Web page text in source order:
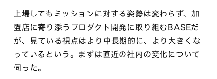
上場してもミッションに対する姿勢は変わらず、加
盟店に寄り添うプロダクト開発に取り組むBASEだ
が、見ている視点はより中長期的に、より大きくな
っているという。まずは直近の社内の変化について
伺った。